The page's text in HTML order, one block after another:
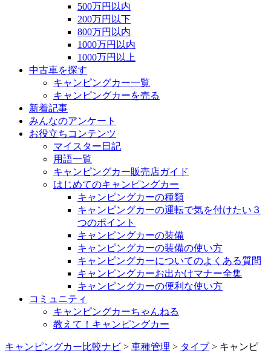
500万円以内
200万円以下
800万円以内
1000万円以内
1000万円以上
中古車を探す
キャンピングカー一覧
キャンピングカーを売る
新着記事
みんなのアンケート
お役立ちコンテンツ
マイスター日記
用語一覧
キャンピングカー販売店ガイド
はじめてのキャンピングカー
キャンピングカーの種類
キャンピングカーの運転で気を付けたい３
つのポイント
キャンピングカーの装備
キャンピングカーの装備の使い方
キャンピングカーについてのよくある質問
キャンピングカーお出かけマナー全集
キャンピングカーの便利な使い方
コミュニティ
キャンピングカーちゃんねる
教えて！キャンピングカー
キャンピングカー比較ナビ > 車種管理 > タイプ> キャンピ